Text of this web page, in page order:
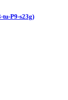
P9-s23g)